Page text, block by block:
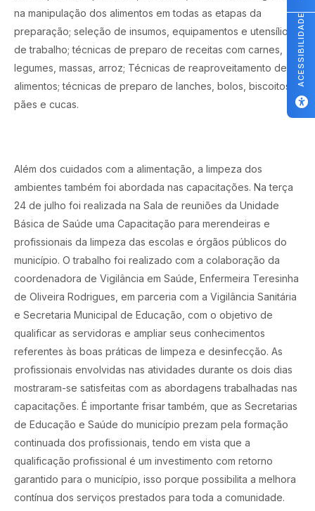
na manipulação dos alimentos em todas as etapas da
preparação; seleção de insumos, equipamentos e utensílios
de trabalho; técnicas de preparo de receitas com carnes,
legumes, massas, arroz; Técnicas de reaproveitamento de
alimentos; técnicas de preparo de lanches, bolos, biscoitos,
pães e cucas.
Além dos cuidados com a alimentação, a limpeza dos
ambientes também foi abordada nas capacitações. Na terça
24 de julho foi realizada na Sala de reuniões da Unidade
Básica de Saúde uma Capacitação para merendeiras e
profissionais da limpeza das escolas e órgãos públicos do
município. O trabalho foi realizado com a colaboração da
coordenadora de Vigilância em Saúde, Enfermeira Teresinha
de Oliveira Rodrigues, em parceria com a Vigilância Sanitária
e Secretaria Municipal de Educação, com o objetivo de
qualificar as servidoras e ampliar seus conhecimentos
referentes às boas práticas de limpeza e desinfecção. As
profissionais envolvidas nas atividades durante os dois dias
mostraram-se satisfeitas com as abordagens trabalhadas nas
capacitações. É importante frisar também, que as Secretarias
de Educação e Saúde do município prezam pela formação
continuada dos profissionais, tendo em vista que a
qualificação profissional é um investimento com retorno
garantido para o município, isso porque possibilita a melhora
contínua dos serviços prestados para toda a comunidade.
ACESSIBILIDADE